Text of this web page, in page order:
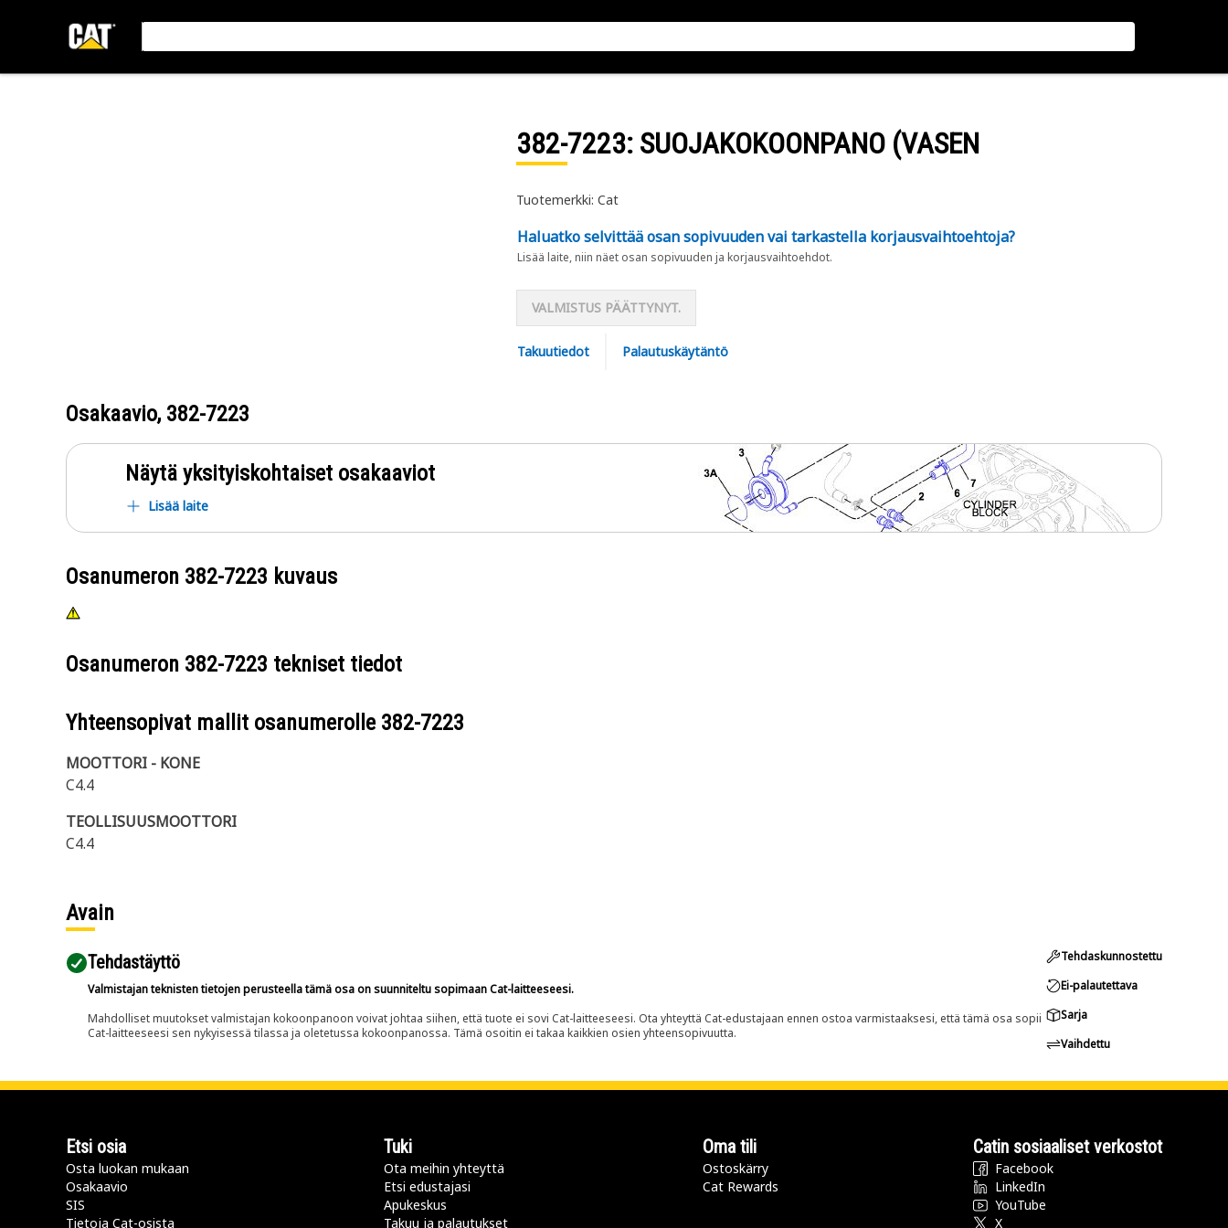
382-7223: SUOJAKOKOONPANO (VASEN
Tuotemerkki: Cat
Haluatko selvittää osan sopivuuden vai tarkastella korjausvaihtoehtoja?
Lisää laite, niin näet osan sopivuuden ja korjausvaihtoehdot.
VALMISTUS PÄÄTTYNYT.
Takuutiedot Palautuskäytäntö
Osakaavio, 382-7223
Näytä yksityiskohtaiset osakaaviot
Lisää laite
Osanumeron 382-7223 kuvaus
Osanumeron 382-7223 tekniset tiedot
Yhteensopivat mallit osanumerolle 382-7223
MOOTTORI - KONE
C4.4
TEOLLISUUSMOOTTORI
C4.4
Avain
Tehdastäyttö
Valmistajan teknisten tietojen perusteella tämä osa on suunniteltu sopimaan Cat-laitteeseesi.
Mahdolliset muutokset valmistajan kokoonpanoon voivat johtaa siihen, että tuote ei sovi Cat-laitteeseesi. Ota yhteyttä Cat-edustajaan ennen ostoa varmistaaksesi, että tämä osa sopii
Cat-laitteeseesi sen nykyisessä tilassa ja oletetussa kokoonpanossa. Tämä osoitin ei takaa kaikkien osien yhteensopivuutta.
Tehdaskunnostettu
Ei-palautettava
Sarja
Vaihdettu
Etsi osia
Osta luokan mukaan
Osakaavio
SIS
Tietoja Cat-osista
Tuki
Ota meihin yhteyttä
Etsi edustajasi
Apukeskus
Takuu ja palautukset
Oma tili
Ostoskärry
Cat Rewards
Catin sosiaaliset verkostot
Facebook
LinkedIn
YouTube
X